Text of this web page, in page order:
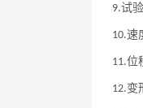
9.试
10.速
11.位
12.变